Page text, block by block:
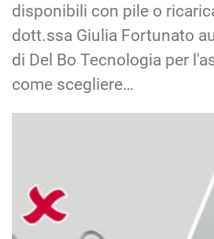
disponibili con pile o
dott.ssa Giulia Fortunato
di Del Bo Tecnologia per
come scegliere…